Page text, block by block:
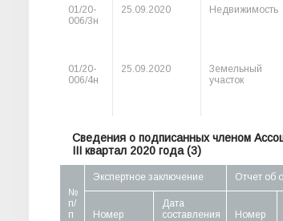
01/20-
006/3н
25.09.2020 Недвижимость
01/20-
006/4н
25.09.2020
Земельный
участок
Сведения о подписанных членом
III квартал 2020 года (3)
№
п/
п
Экспертное заключение Отчет об
Номер
Дата
составления
Номер